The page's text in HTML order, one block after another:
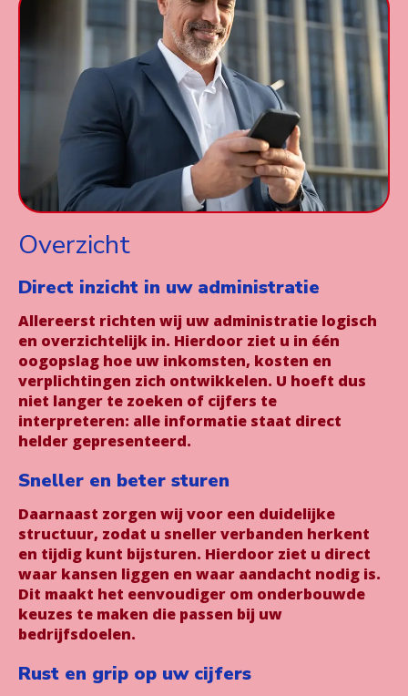
Overzicht
Direct inzicht in uw administratie
Allereerst richten wij uw administratie logisch
en overzichtelijk in. Hierdoor ziet u in één
oogopslag hoe uw inkomsten, kosten en
verplichtingen zich ontwikkelen. U hoeft dus
niet langer te zoeken of cijfers te
interpreteren: alle informatie staat direct
helder gepresenteerd.
Sneller en beter sturen
Daarnaast zorgen wij voor een duidelijke
structuur, zodat u sneller verbanden herkent
en tijdig kunt bijsturen. Hierdoor ziet u direct
waar kansen liggen en waar aandacht nodig is.
Dit maakt het eenvoudiger om onderbouwde
keuzes te maken die passen bij uw
bedrijfsdoelen.
Rust en grip op uw cijfers